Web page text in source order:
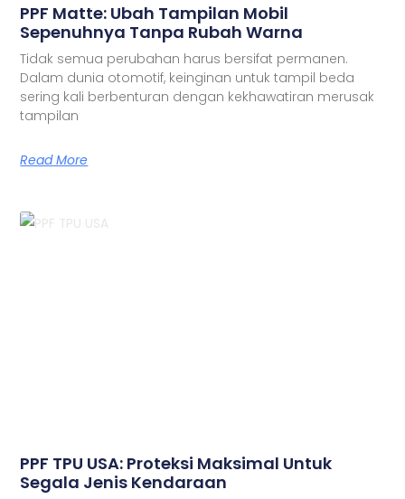
PPF Matte: Ubah Tampilan Mobil
Sepenuhnya Tanpa Rubah Warna
Tidak semua perubahan harus bersifat permanen.
Dalam dunia otomotif, keinginan untuk tampil beda
sering kali berbenturan dengan kekhawatiran merusak
tampilan
Read More
PPF TPU USA: Proteksi Maksimal Untuk
Segala Jenis Kendaraan